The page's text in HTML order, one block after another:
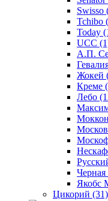
Swisso
Tchibo
Today
UCC
А.П.
Жокей
Креме
Лебо
Черная
Якобс
Цикорий (31)